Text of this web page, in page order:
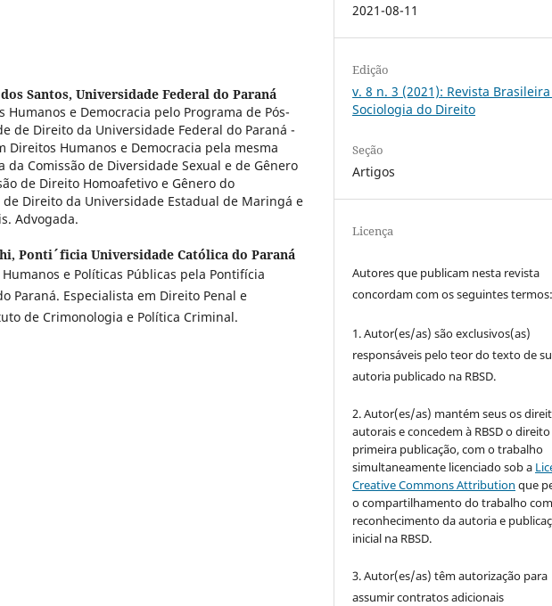
Santos, Universidade Federal do Paraná
Humanos e Democracia pelo Programa de Pós-
de Direito da Universidade Federal do Paraná -
Direitos Humanos e Democracia pela mesma
Comissão de Diversidade Sexual e de Gênero
de Direito Homoafetivo e Gênero do
de Direito da Universidade Estadual de Maringá e
Advogada.
Ponti´ficia Universidade Católica do Paraná
e Políticas Públicas pela Pontifícia
Paraná. Especialista em Direito Penal e
de Crimonologia e Política Criminal.
2021-08-11
Edição
v. 8 n. 3 (2021): Revista
Sociologia do Direito
Seção
Artigos
Licença
Autores que publicam nesta revista
concordam com os seguintes termos:
1. Autor(es/as) são exclusivos(as)
responsáveis pelo teor do texto de
autoria publicado na RBSD.
2. Autor(es/as) mantém seus os
autorais e concedem à RBSD o
primeira publicação, com o trabalho
simultaneamente licenciado sob a
Creative Commons Attribution que
o compartilhamento do trabalho com
reconhecimento da autoria e
inicial na RBSD.
3. Autor(es/as) têm autorização para
assumir contratos adicionais